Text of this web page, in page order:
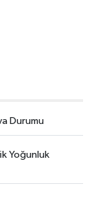
Durumu
Yoğunluk